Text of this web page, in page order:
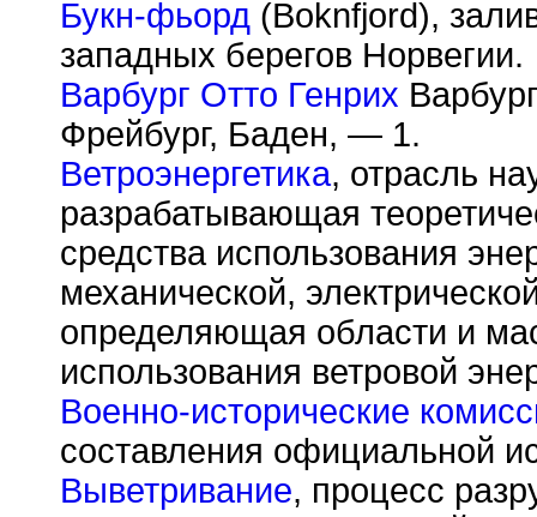
Букн-фьорд (Boknfjord),
западных берегов Норвегии.
Варбург Отто Генрих
Фрейбург, Баден, — 1.
Ветроэнергетика, отрасль
разрабатывающая
средства использования
механической,
определяющая области и
использования ветровой
Военно-исторические
составления официальной
Выветривание, процесс